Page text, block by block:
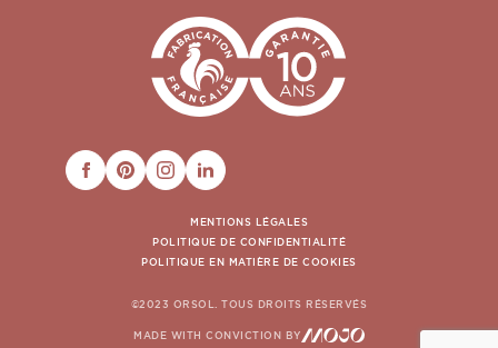
FACEBOOKPINTERESTINSTAGRAM
LINKEDIN
MENTIONS LÉGALES
POLITIQUE DE CONFIDENTIALITÉ
POLITIQUE EN MATIÈRE DE COOKIES
©2023 ORSOL. TOUS DROITS RÉSERVÉS
MADE WITH CONVICTION BY